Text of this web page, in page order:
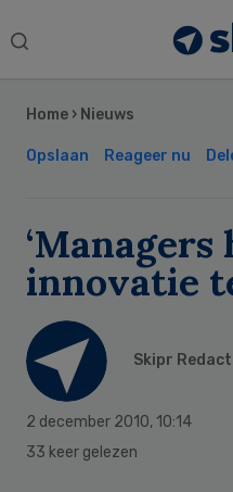
Search
Home › Nieuws
Opslaan Reageer nu
‘Managers
innovatie
Skipr
2 december 2010, 10:14
33 keer gelezen
Sidebar